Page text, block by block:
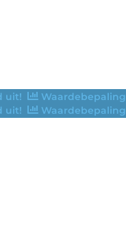
uit!
Waardebepaling
uit! Waardebepaling